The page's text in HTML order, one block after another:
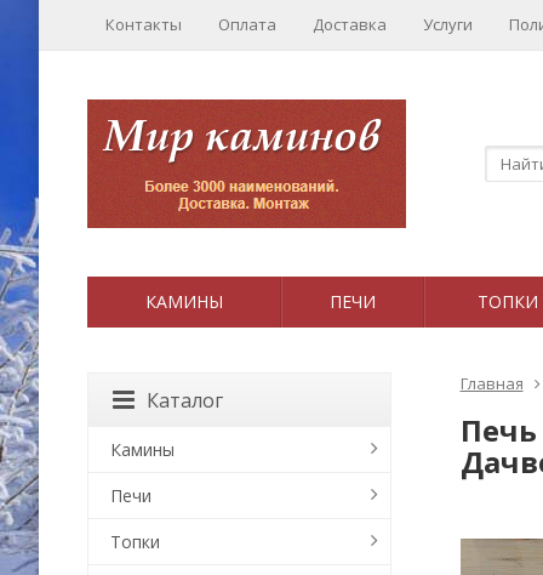
Контакты Оплата Доставка Услуги
КАМИНЫ ПЕЧИ ТОПКИ
Главная
Каталог
Камины
Печи
Топки